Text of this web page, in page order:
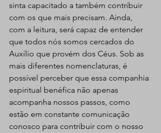
sinta capacitado a também contribuir
com os que mais precisam. Ainda,
com a leitura, será capaz de entender
que todos nós somos cercados do
Auxílio que provém dos Céus. Sob as
mais diferentes nomenclaturas, é
possível perceber que essa companhia
espiritual benéfica não apenas
acompanha nossos passos, como
estão em constante comunicação
conosco para contribuir com o nosso